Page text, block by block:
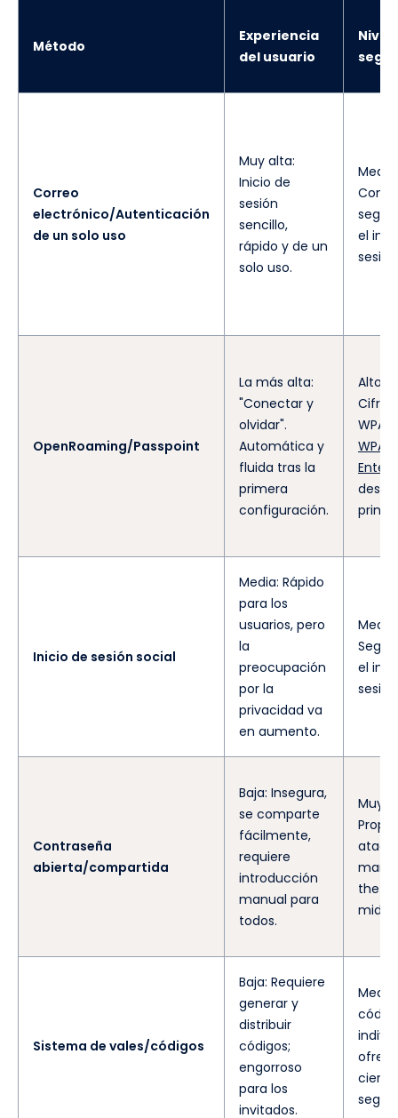
Método
Experiencia
del usuario
Nivel
Correo
electrónico/Autenticación
de un solo uso
Muy alta:
Inicio de
sesión
sencillo,
rápido y de un
solo uso.
Medio:
el
OpenRoaming/Passpoint
La más alta:
"Conectar y
olvidar".
Automática y
fluida tras la
primera
configuración.
Alto:
WPA2/
Inicio de sesión social
Media: Rápido
para los
usuarios, pero
la
preocupación
por la
privacidad va
en aumento.
Medio:
el
Contraseña
abierta/compartida
Baja: Insegura,
se comparte
fácilmente,
requiere
introducción
manual para
todos.
Muy
man-
the-
Sistema de vales/códigos
Baja: Requiere
generar y
distribuir
códigos;
engorroso
para los
invitados.
cierta